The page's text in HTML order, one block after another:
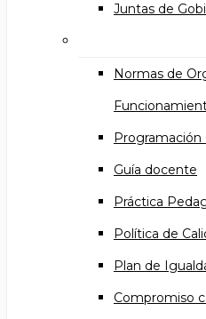
Juntas de
Normas de
Programación
Guía docente
Práctica
Política de
Plan de
Compromiso